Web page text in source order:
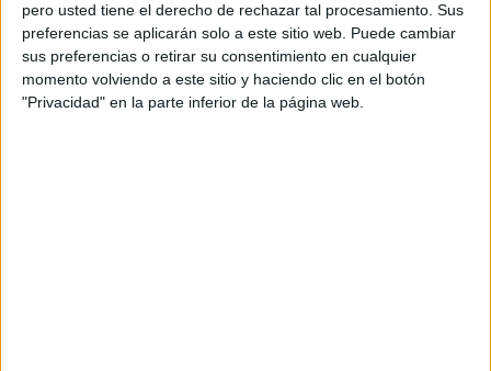
pero usted tiene el derecho de rechazar tal procesamiento. Sus
preferencias se aplicarán solo a este sitio web. Puede cambiar
sus preferencias o retirar su consentimiento en cualquier
momento volviendo a este sitio y haciendo clic en el botón
"Privacidad" en la parte inferior de la página web.